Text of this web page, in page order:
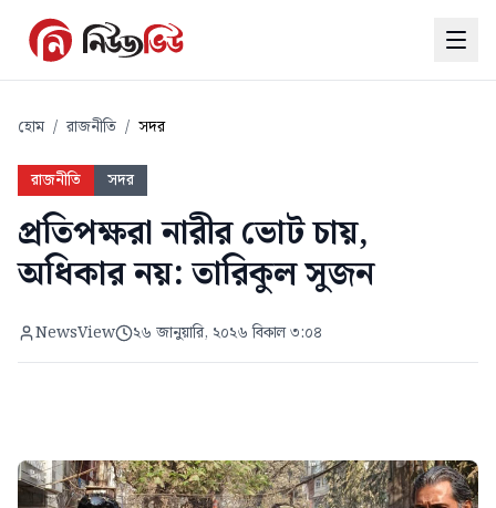
হোম / রাজনীতি / সদর
রাজনীতি সদর
প্রতিপক্ষরা নারীর ভোট চায়,
অধিকার নয়: তারিকুল সুজন
NewsView ২৬ জানুয়ারি, ২০২৬ বিকাল ৩:০৪